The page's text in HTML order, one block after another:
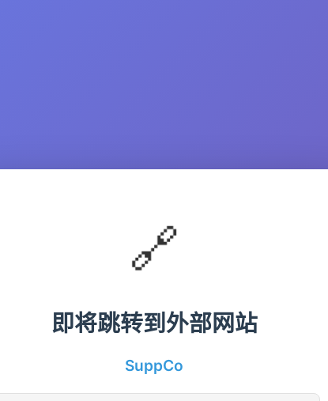
🔗
即将跳转到外部网站
SuppCo